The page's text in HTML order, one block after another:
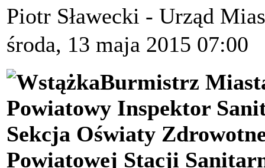
Piotr Sławecki - Urząd
środa, 13 maja 2015 07:00
Burmistrz
Powiatowy Inspektor
Sekcja Oświaty
Powiatowej Stacji